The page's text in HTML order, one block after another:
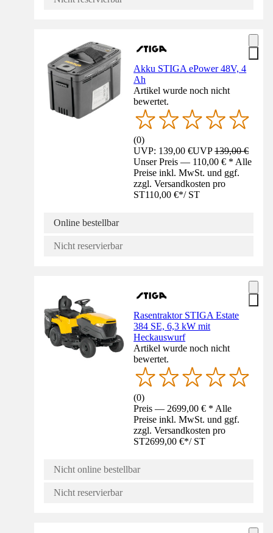
Akku STIGA ePower 48V, 4
Ah
Artikel wurde noch nicht
bewertet.
(0)
UVP: 139,00 €UVP139,00 €
Unser Preis — 110,00 € * Alle
Preise inkl. MwSt. und ggf.
zzgl. Versandkosten pro
ST110,00 €*/ ST
Online bestellbar
Nicht reservierbar
Rasentraktor STIGA Estate
384 SE, 6,3 kW mit
Heckauswurf
Artikel wurde noch nicht
bewertet.
(0)
Preis — 2699,00 € * Alle
Preise inkl. MwSt. und ggf.
zzgl. Versandkosten pro
ST2699,00 €*/ ST
Nicht online bestellbar
Nicht reservierbar